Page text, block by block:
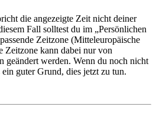
die angezeigte Zeit nicht deiner
Fall solltest du im „Persönlichen
Zeitzone (Mitteleuropäische
Zeitzone kann dabei nur von
geändert werden. Wenn du noch nicht
guter Grund, dies jetzt zu tun.